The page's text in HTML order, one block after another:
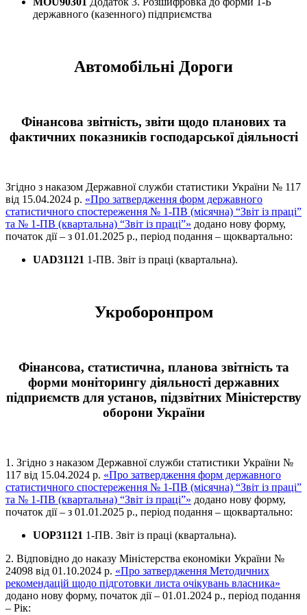
державного (казенного) підприємства
Автомобільні Дороги
Фінансова звітність, звіти щодо планових та
фактичних показників господарської діяльності
Згідно з наказом Державної служби статистики України № 117
від 15.04.2024 р. «Про затвердження форм державного
статистичного спостереження № 1-ПВ (місячна) “Звіт із праці”
та № 1-ПВ (квартальна) “Звіт із праці”» додано нову форму,
початок дії – з 01.01.2025 р., період подання – щоквартально:
UAD31121 1-ПВ. Звіт із праці (квартальна).
Укроборонпром
Фінансова, статистична, планова звітність та
форми моніторингу діяльності державних
підприємств для установ, підзвітних Міністерству
оборони України
1. Згідно з наказом Державної служби статистики України №
117 від 15.04.2024 р. «Про затвердження форм державного
статистичного спостереження № 1-ПВ (місячна) “Звіт із праці”
та № 1-ПВ (квартальна) “Звіт із праці”» додано нову форму,
початок дії – з 01.01.2025 р., період подання – щоквартально:
UOP31121 1-ПВ. Звіт із праці (квартальна).
2. Відповідно до наказу Міністерства економіки України №
24098 від 01.10.2024 р. «Про затвердження Методичних
рекомендацій щодо підготовки листа очікувань власника»
додано нову форму, початок дії – 01.01.2024 р., період подання
– Рік: